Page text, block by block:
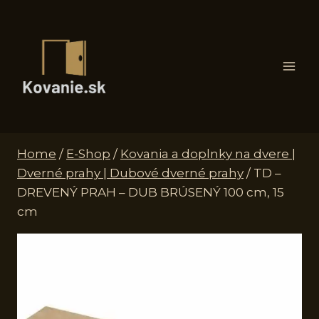
Home / E-Shop / Kovania a doplnky na dvere |
Dverné prahy | Dubové dverné prahy / TD –
DREVENÝ PRAH – DUB BRÚSENÝ 100 cm, 15
cm